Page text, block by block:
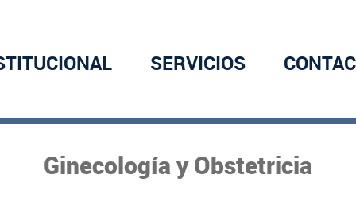
SERVICIOS
Ginecología y Obstetricia